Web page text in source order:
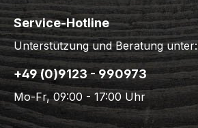
Service-Hotline
Unterstützung und Beratung unter:
+49 (0)9123 - 990973
Mo-Fr, 09:00 - 17:00 Uhr